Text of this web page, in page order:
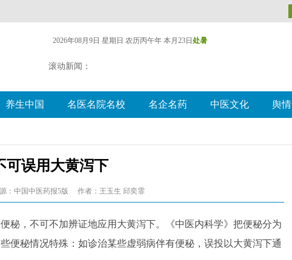
2026年08月9日 星期日 农历丙午年 本月23日 处暑
滚动新闻：
养生中国 名医名院名校 名企名药 中医文化 舆情
可误用大黄泻下
：中国中医药报5版 作者：王玉生 邱奕霏
，不可不加辨证地应用大黄泻下。《中医内科学》把便秘分为
便秘情况特殊：如诊治某些虚弱病伴有便秘，误投以大黄泻下通